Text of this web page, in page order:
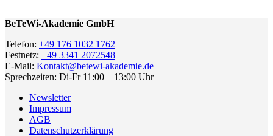
BeTeWi-Akademie GmbH
Telefon: +49 176 1032 1762
Festnetz: +49 3341 2072548
E-Mail: Kontakt@betewi-akademie.de
Sprechzeiten: Di-Fr 11:00 – 13:00 Uhr
Newsletter
Impressum
AGB
Datenschutzerklärung